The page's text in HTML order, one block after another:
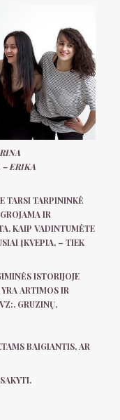
– ERIKA
TARSI TARPININKĖ
IR
KAIP VADINTUMĖTE
ĮKVEPIA, – TIEK
ISTORIJOJE
ARTIMOS IR
GRUZINŲ,
BAIGIANTIS, AR